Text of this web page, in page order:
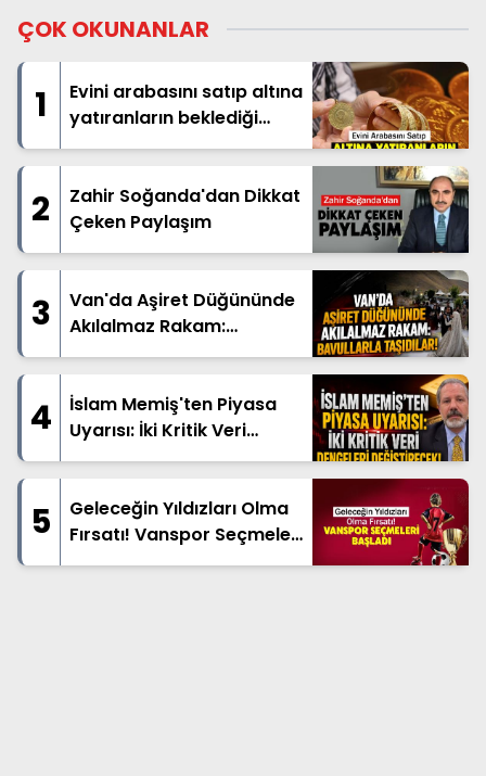
ÇOK OKUNANLAR
1
Evini arabasını satıp altına
yatıranların beklediği
haber geldi
2
Zahir Soğanda'dan Dikkat
Çeken Paylaşım
3
Van'da Aşiret Düğününde
Akılalmaz Rakam:
Bavullarla Taşıdılar!
4
İslam Memiş'ten Piyasa
Uyarısı: İki Kritik Veri
Dengeleri Değiştirecek!
5
Geleceğin Yıldızları Olma
Fırsatı! Vanspor Seçmeleri
Başladı